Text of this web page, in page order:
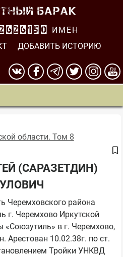
2626150
ИМЕН
ДОБАВИТЬ ИСТОРИЮ
области. Том 8
(САРАЗЕТДИН)
Черемховского района
г. Черемхово Иркутской
«Союзутиль» в г. Черемхово,
Арестован 10.02.38г. по ст.
Тройки УНКВД